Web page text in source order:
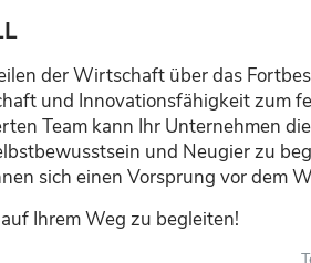
der Wirtschaft über das
und Innovationsfähigkeit zum
Team kann Ihr Unternehmen
und Neugier zu
sich einen Vorsprung vor dem
Ihrem Weg zu begleiten!